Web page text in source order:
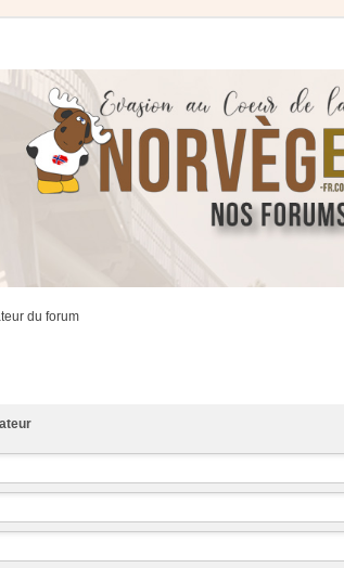
du forum